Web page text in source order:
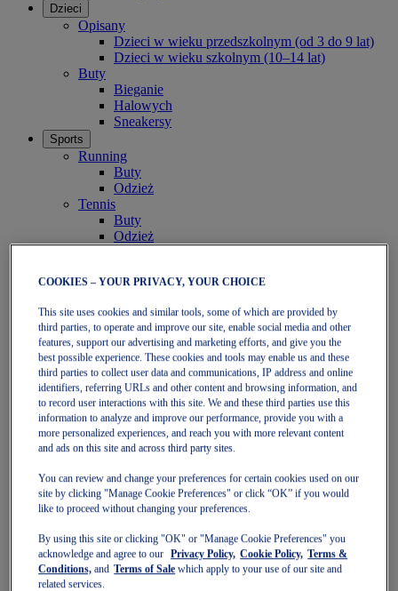
Dzieci
Opisany
Dzieci w wieku przedszkolnym (od 3 do 9 lat)
Dzieci w wieku szkolnym (10–14 lat)
Buty
Bieganie
Halowych
Sneakersy
Sports
Running
Buty
Odzież
Tennis
Buty
Odzież
Odzież
Biegać dalej - Neutralne
GEL-NIMBUS
GEL-CUMULUS
GEL-PULSE
Biegać dalej - Stabilności
GEL-KAYANO
GT-2000
GT-1000
Biegać szybciej
DYNABLAST
NOOSA
Biegnący szlak
GEL-TRABUCO
GEL-SONOMA
SportStyle
COOKIES – YOUR PRIVACY, YOUR CHOICE
This site uses cookies and similar tools, some of which are provided by
third parties, to operate and improve our site, enable social media and other
features, support our advertising and marketing efforts, and give you the
best possible experience. These cookies and tools may enable us and these
third parties to collect user data and communications, IP address and online
identifiers, referring URLs and other content and browsing information, and
to record user interactions with this site. We and these third parties use this
information to analyze and improve our performance, provide you with a
more personalized experiences, and reach you with more relevant content
and ads on this site and across third party sites.
You can review and change your preferences for certain cookies used on our
site by clicking "Manage Cookie Preferences" or click “OK” if you would
like to proceed without changing your preferences.
By using this site or clicking "OK" or "Manage Cookie Preferences" you
acknowledge and agree to our
Privacy Policy, Cookie Policy, Terms &
Conditions, and Terms of Sale which apply to your use of our site and
related services.